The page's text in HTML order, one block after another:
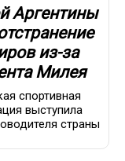
Аргентины
из-за
Милея
спортивная
выступила
страны